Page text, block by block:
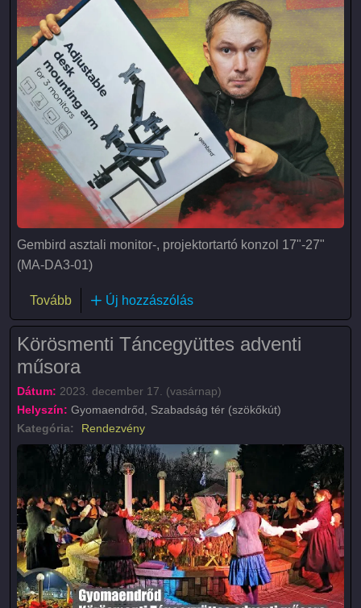
Gembird asztali monitor-, projektortartó konzol 17"-27"
(MA-DA3-01)
Tovább(Gembird MA-DA3-01)
Új hozzászólás
Körösmenti Táncegyüttes adventi
műsora
Dátum: 2023. december 17. (vasárnap)
Helyszín: Gyomaendrőd, Szabadság tér (szökőkút)
Kategória:
Rendezvény